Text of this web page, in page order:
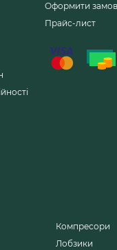
Оформити
Прайс-лист
Компресори
Лобзики